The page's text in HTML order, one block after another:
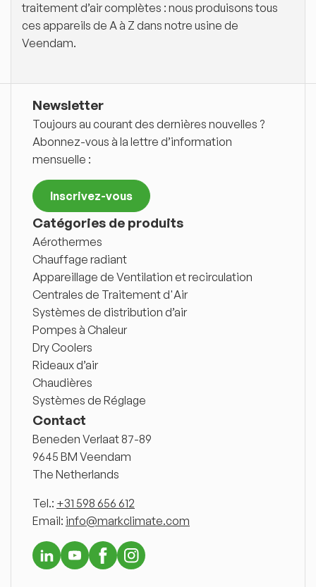
traitement d’air complètes : nous produisons tous
ces appareils de A à Z dans notre usine de
Veendam.
Newsletter
Toujours au courant des dernières nouvelles ?
Abonnez-vous à la lettre d’information
mensuelle :
Inscrivez-vous
Catégories de produits
Aérothermes
Chauffage radiant
Appareillage de Ventilation et recirculation
Centrales de Traitement d'Air
Systèmes de distribution d’air
Pompes à Chaleur
Dry Coolers
Rideaux d’air
Chaudières
Systèmes de Réglage
Contact
Beneden Verlaat 87-89
9645 BM Veendam
The Netherlands
Tel.: +31 598 656 612
Email: info@markclimate.com